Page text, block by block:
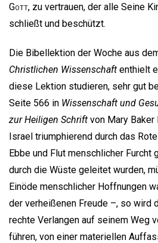
Gott, zu vertrauen, der alle Seine
schließt und beschützt.
Die Bibellektion der Woche aus
Christlichen Wissenschaft enthielt
diese Lektion studieren, sehr gut
Seite 566 in Wissenschaft und
zur Heiligen Schrift von Mary Baker
Israel triumphierend durch das
Ebbe und Flut menschlicher
durch die Wüste geleitet wurden,
Einöde menschlicher Hoffnungen
der verheißenen Freude –, so wird
rechte Verlangen auf seinem Weg
führen, von einer materiellen